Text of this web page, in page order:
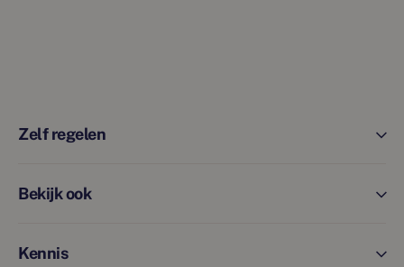
Zelf regelen
Bekijk ook
Kennis